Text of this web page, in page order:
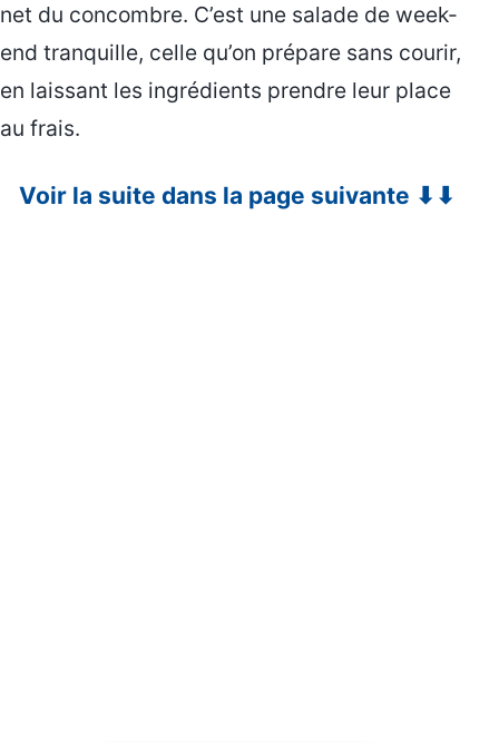
net du concombre. C’est une salade de week-
end tranquille, celle qu’on prépare sans courir,
en laissant les ingrédients prendre leur place
au frais.
Voir la suite dans la page suivante ⬇⬇